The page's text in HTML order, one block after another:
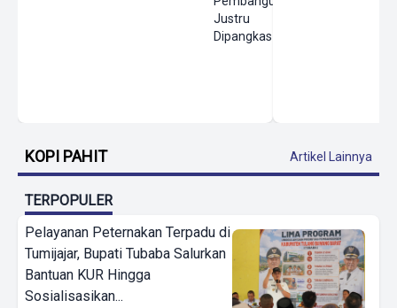
Justru
Dipangkas
KOPI PAHIT Artikel Lainnya
TERPOPULER
Pelayanan Peternakan Terpadu di
Tumijajar, Bupati Tubaba Salurkan
Bantuan KUR Hingga
Sosialisasikan...